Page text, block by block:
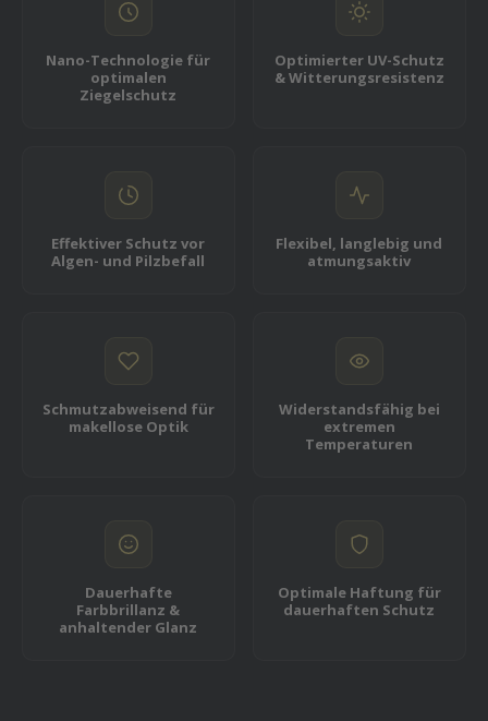
Nano-Technologie für
optimalen
Ziegelschutz
Optimierter UV-Schutz
& Witterungsresistenz
Effektiver Schutz vor
Algen- und Pilzbefall
Flexibel, langlebig und
atmungsaktiv
Schmutzabweisend für
makellose Optik
Widerstandsfähig bei
extremen
Temperaturen
Dauerhafte
Farbbrillanz &
anhaltender Glanz
Optimale Haftung für
dauerhaften Schutz